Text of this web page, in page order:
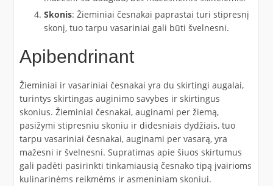
Skonis: Žieminiai česnakai paprastai turi stipresnį
skonį, tuo tarpu vasariniai gali būti švelnesni.
Apibendrinant
Žieminiai ir vasariniai česnakai yra du skirtingi augalai,
turintys skirtingas auginimo savybes ir skirtingus
skonius. Žieminiai česnakai, auginami per žiemą,
pasižymi stipresniu skoniu ir didesniais dydžiais, tuo
tarpu vasariniai česnakai, auginami per vasarą, yra
mažesni ir švelnesni. Supratimas apie šiuos skirtumus
gali padėti pasirinkti tinkamiausią česnako tipą įvairioms
kulinarinėms reikmėms ir asmeniniam skoniui.